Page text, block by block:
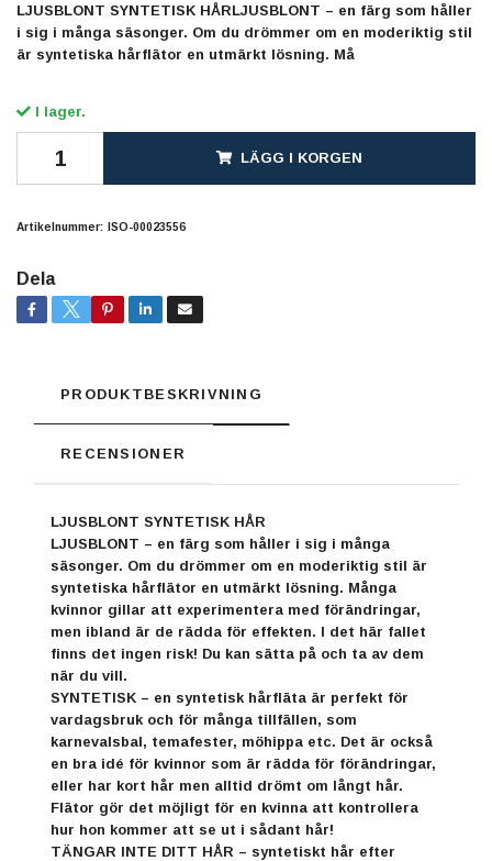
LJUSBLONT SYNTETISK HÅRLJUSBLONT – en färg som håller
i sig i många säsonger. Om du drömmer om en moderiktig stil
är syntetiska hårflätor en utmärkt lösning. Må
I lager.
LÄGG I KORGEN
Artikelnummer: ISO-00023556
Dela
PRODUKTBESKRIVNING
RECENSIONER
LJUSBLONT SYNTETISK HÅR
LJUSBLONT – en färg som håller i sig i många
säsonger. Om du drömmer om en moderiktig stil är
syntetiska hårflätor en utmärkt lösning. Många
kvinnor gillar att experimentera med förändringar,
men ibland är de rädda för effekten. I det här fallet
finns det ingen risk! Du kan sätta på och ta av dem
när du vill.
SYNTETISK – en syntetisk hårfläta är perfekt för
vardagsbruk och för många tillfällen, som
karnevalsbal, temafester, möhippa etc. Det är också
en bra idé för kvinnor som är rädda för förändringar,
eller har kort hår men alltid drömt om långt hår.
Flätor gör det möjligt för en kvinna att kontrollera
hur hon kommer att se ut i sådant hår!
TÄNGAR INTE DITT HÅR – syntetiskt hår efter